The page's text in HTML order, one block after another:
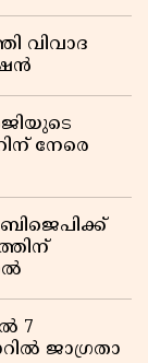
വിവാദ
നേരെ
7
ജാഗ്രതാ